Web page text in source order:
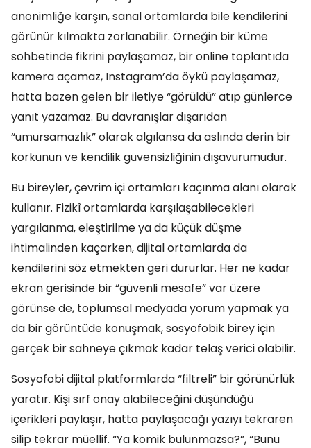
anonimliğe karşın, sanal ortamlarda bile kendilerini
görünür kılmakta zorlanabilir. Örneğin bir küme
sohbetinde fikrini paylaşamaz, bir online toplantıda
kamera açamaz, Instagram’da öykü paylaşamaz,
hatta bazen gelen bir iletiye “görüldü” atıp günlerce
yanıt yazamaz. Bu davranışlar dışarıdan
“umursamazlık” olarak algılansa da aslında derin bir
korkunun ve kendilik güvensizliğinin dışavurumudur.
Bu bireyler, çevrim içi ortamları kaçınma alanı olarak
kullanır. Fizikî ortamlarda karşılaşabilecekleri
yargılanma, eleştirilme ya da küçük düşme
ihtimalinden kaçarken, dijital ortamlarda da
kendilerini söz etmekten geri dururlar. Her ne kadar
ekran gerisinde bir “güvenli mesafe” var üzere
görünse de, toplumsal medyada yorum yapmak ya
da bir görüntüde konuşmak, sosyofobik birey için
gerçek bir sahneye çıkmak kadar telaş verici olabilir.
Sosyofobi dijital platformlarda “filtreli” bir görünürlük
yaratır. Kişi sırf onay alabileceğini düşündüğü
içerikleri paylaşır, hatta paylaşacağı yazıyı tekraren
silip tekrar müellif. “Ya komik bulunmazsa?”, “Bunu